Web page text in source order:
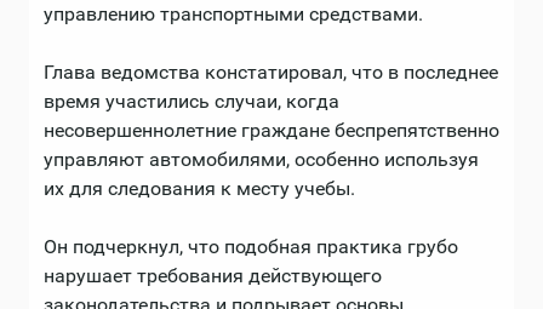
управлению транспортными средствами.
Глава ведомства констатировал, что в последнее
время участились случаи, когда
несовершеннолетние граждане беспрепятственно
управляют автомобилями, особенно используя
их для следования к месту учебы.
Он подчеркнул, что подобная практика грубо
нарушает требования действующего